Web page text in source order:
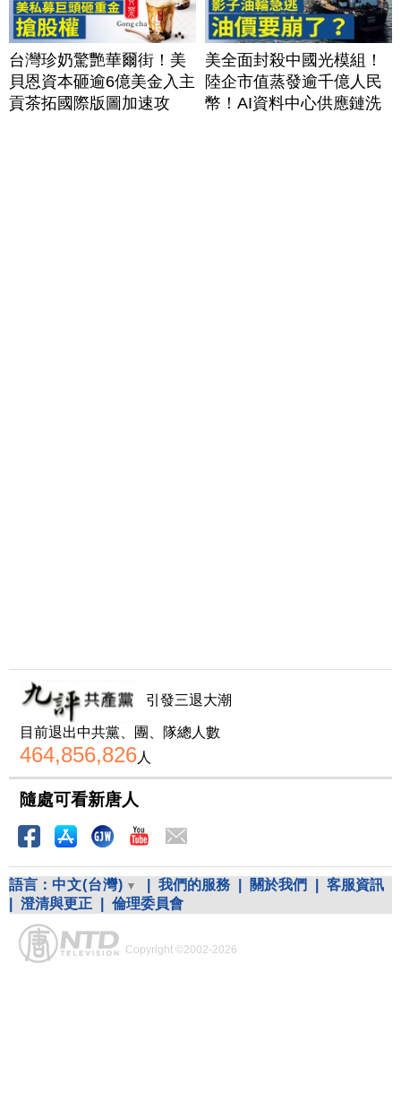
台灣珍奶驚艷華爾街！美
貝恩資本砸逾6億美金入主
貢茶拓國際版圖加速攻
美全面封殺中國光模組！
陸企市值蒸發逾千億人民
幣！AI資料中心供應鏈洗
引發三退大潮
目前退出中共黨、團、隊總人數
464,856,826人
隨處可看新唐人
語言： 中文(台灣) 我們的服務 關於我們
客服資訊
澄清與更正 倫理委員會
Copyright ©2002-2026